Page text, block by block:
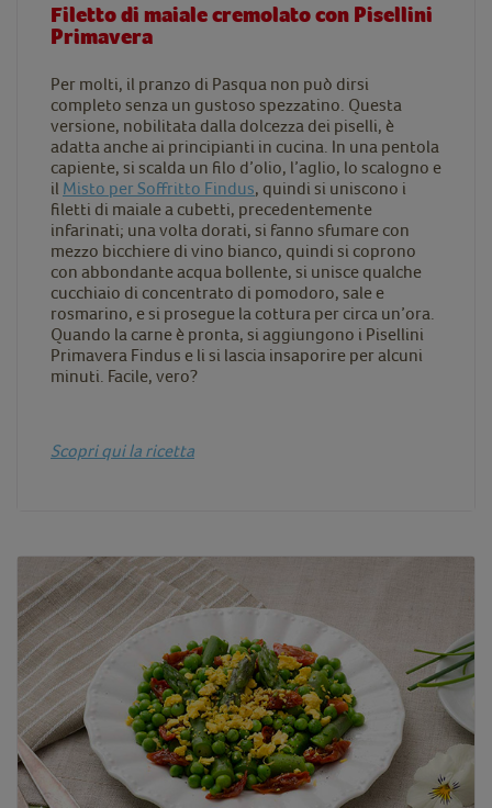
Filetto di maiale cremolato con Pisellini
Primavera
Per molti, il pranzo di Pasqua non può dirsi
completo senza un gustoso spezzatino. Questa
versione, nobilitata dalla dolcezza dei piselli, è
adatta anche ai principianti in cucina. In una pentola
capiente, si scalda un filo d’olio, l’aglio, lo scalogno e
il Misto per Soffritto Findus, quindi si uniscono i
filetti di maiale a cubetti, precedentemente
infarinati; una volta dorati, si fanno sfumare con
mezzo bicchiere di vino bianco, quindi si coprono
con abbondante acqua bollente, si unisce qualche
cucchiaio di concentrato di pomodoro, sale e
rosmarino, e si prosegue la cottura per circa un’ora.
Quando la carne è pronta, si aggiungono i Pisellini
Primavera Findus e li si lascia insaporire per alcuni
minuti. Facile, vero?
Scopri qui la ricetta